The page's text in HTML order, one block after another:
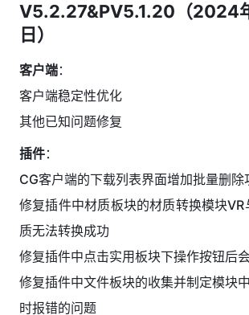
V5.2.27&PV5.1.20（2024
日）
客户端：
客户端稳定性优化
其他已知问题修复
插件：
CG客户端的下载列表界面增加批量删除
修复插件中材质板块的材质转换模块
质无法转换成功
修复插件中点击实用板块下操作按钮后
修复插件中文件板块的收集并制定模块
时报错的问题